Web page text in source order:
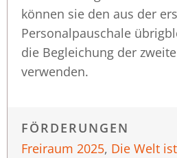
können sie den aus der
Personalpauschale
die Begleichung der
verwenden.
FÖRDERUNGEN
Freiraum 2025, Die Welt